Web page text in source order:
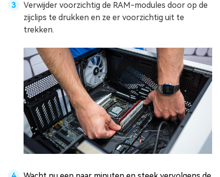
Verwijder voorzichtig de RAM-modules door op de
zijclips te drukken en ze er voorzichtig uit te
trekken.